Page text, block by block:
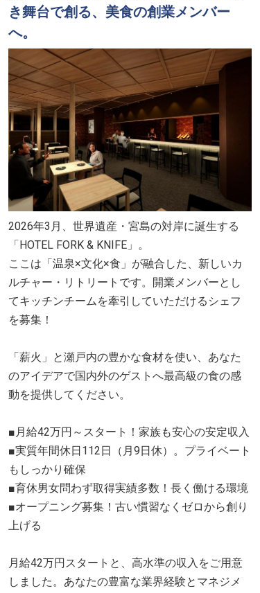
き舞台で創る、美食の創業メンバー
へ。
2026年3月、世界遺産・宮島の対岸に誕生する
「HOTEL FORK & KNIFE」。
ここは「温泉×文化×食」が融合した、新しいカ
ルチャー・リトリートです。開業メンバーとし
てキッチンチームを牽引していただけるシェフ
を募集！
「薪火」と瀬戸内の豊かな食材を使い、あなた
のアイデアで国内外のゲストへ最高級の食の感
動を提供してください。
■月給42万円～スタート！家族も安心の安定収入
■実質年間休日112日（月9日休）。プライベート
もしっかり確保
■育休男女問わず取得実績多数！長く働ける環境
■オープニング募集！古い慣習なくゼロから創り
上げる
月給42万円スタートと、高水準の収入をご用意
しました。あなたの豊富な業界経験とマネジメ